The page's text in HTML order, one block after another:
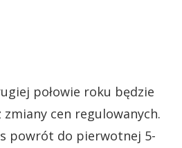
połowie roku będzie
cen regulowanych.
powrót do pierwotnej 5-